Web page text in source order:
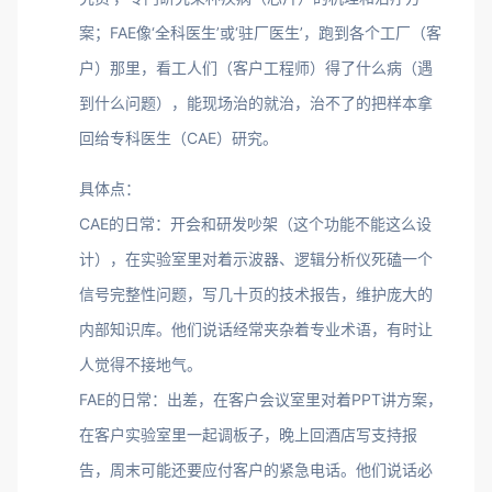
案；FAE像‘全科医生’或‘驻厂医生’，跑到各个工厂（客
户）那里，看工人们（客户工程师）得了什么病（遇
到什么问题），能现场治的就治，治不了的把样本拿
回给专科医生（CAE）研究。
具体点：
CAE的日常：开会和研发吵架（这个功能不能这么设
计），在实验室里对着示波器、逻辑分析仪死磕一个
信号完整性问题，写几十页的技术报告，维护庞大的
内部知识库。他们说话经常夹杂着专业术语，有时让
人觉得不接地气。
FAE的日常：出差，在客户会议室里对着PPT讲方案，
在客户实验室里一起调板子，晚上回酒店写支持报
告，周末可能还要应付客户的紧急电话。他们说话必